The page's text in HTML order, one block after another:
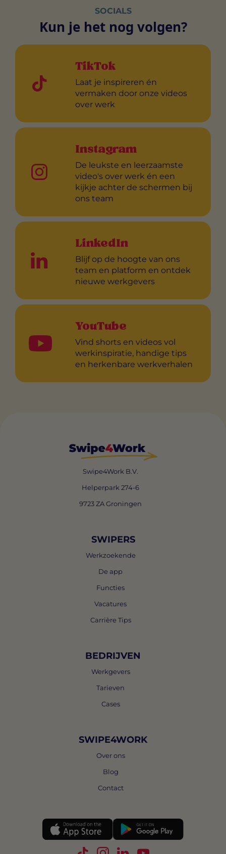
SOCIALS
Kun je het nog volgen?
TikTok
Laat je inspireren én
vermaken door onze videos
over werk
Instagram
De leukste en leerzaamste
video's over werk én een
kijkje achter de schermen bij
ons team
LinkedIn
Blijf op de hoogte van ons
team en platform en ontdek
nieuwe werkgevers
YouTube
Vind shorts en videos vol
werkinspiratie, handige tips
en herkenbare werkverhalen
Swipe4Work B.V.
Helperpark 274-6
9723 ZA Groningen
SWIPERS
Werkzoekende
De app
Functies
Vacatures
Carrière Tips
BEDRIJVEN
Werkgevers
Tarieven
Cases
SWIPE4WORK
Over ons
Blog
Contact